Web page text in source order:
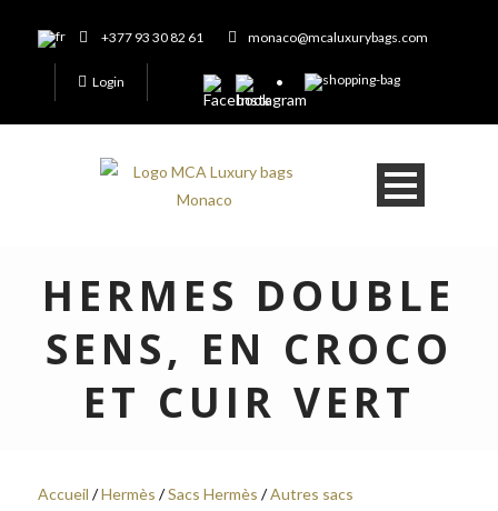
+377 93 30 82 61 monaco@mcaluxurybags.com
Login
HERMES DOUBLE
SENS, EN CROCO
ET CUIR VERT
Accueil /Hermès /Sacs Hermès /Autres sacs